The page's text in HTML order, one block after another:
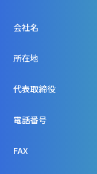
会社名
所在地
代表取締役
電話番号
FAX